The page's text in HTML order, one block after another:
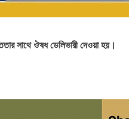
সাথে ঔষধ ডেলিভারী দেওয়া হয়।